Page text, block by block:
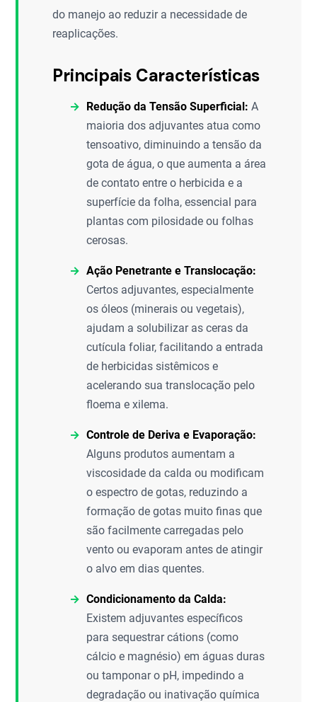
do manejo ao reduzir a necessidade de
reaplicações.
Principais Características
Redução da Tensão Superficial: A
maioria dos adjuvantes atua como
tensoativo, diminuindo a tensão da
gota de água, o que aumenta a área
de contato entre o herbicida e a
superfície da folha, essencial para
plantas com pilosidade ou folhas
cerosas.
Ação Penetrante e Translocação:
Certos adjuvantes, especialmente
os óleos (minerais ou vegetais),
ajudam a solubilizar as ceras da
cutícula foliar, facilitando a entrada
de herbicidas sistêmicos e
acelerando sua translocação pelo
floema e xilema.
Controle de Deriva e Evaporação:
Alguns produtos aumentam a
viscosidade da calda ou modificam
o espectro de gotas, reduzindo a
formação de gotas muito finas que
são facilmente carregadas pelo
vento ou evaporam antes de atingir
o alvo em dias quentes.
Condicionamento da Calda:
Existem adjuvantes específicos
para sequestrar cátions (como
cálcio e magnésio) em águas duras
ou tamponar o pH, impedindo a
degradação ou inativação química